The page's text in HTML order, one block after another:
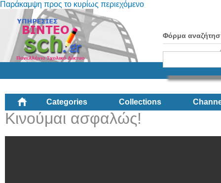
Παράκαμψη προς το κυρίως περιεχόμενο
Φόρμα
Categories Collections
Κινούμαι ασφαλώς!